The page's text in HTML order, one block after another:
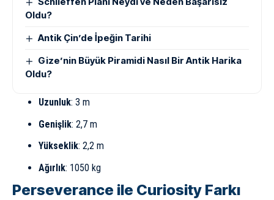
Oldu?
Antik Çin’de İpeğin Tarihi
Gize’nin Büyük Piramidi Nasıl Bir Antik Harika
Oldu?
Uzunluk: 3 m
Genişlik: 2,7 m
Yükseklik: 2,2 m
Ağırlık: 1050 kg
Perseverance ile Curiosity Farkı